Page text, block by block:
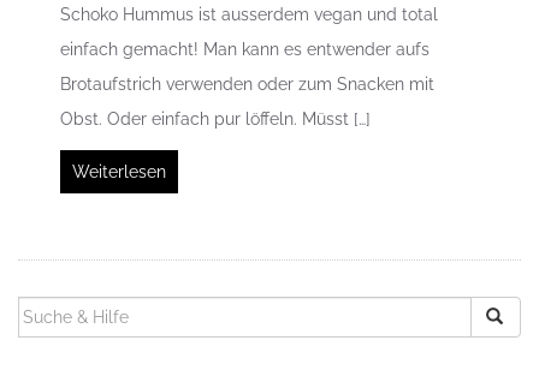
Schoko Hummus ist ausserdem vegan und total
einfach gemacht! Man kann es entwender aufs
Brotaufstrich verwenden oder zum Snacken mit
Obst. Oder einfach pur löffeln. Müsst […]
Weiterlesen
SUCHEN
NACH: